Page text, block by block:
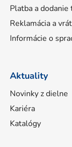
Platba a dodanie
Reklamácia a
Informácie o
Aktuality
Novinky z dielne
Kariéra
Katalógy